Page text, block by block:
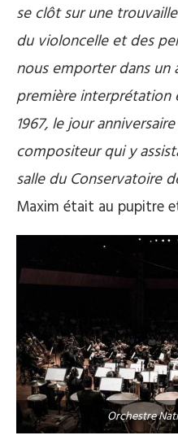
se clôt sur une
du violoncelle et des
nous emporter dans un
première interprétation
1967, le jour
compositeur qui y
salle du Conservatoire
Maxim était au pupitre
Orchestre